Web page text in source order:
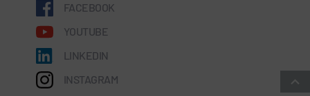
FACEBOOK
YOUTUBE
LINKEDIN
INSTAGRAM